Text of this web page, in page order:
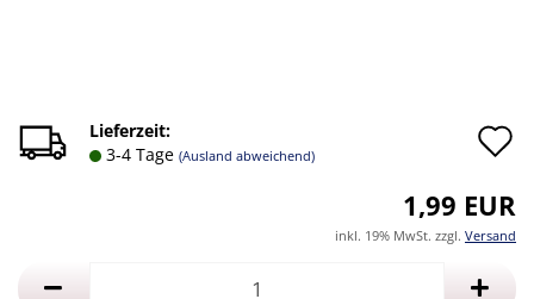
Lieferzeit:
3-4 Tage (Ausland abweichend)
1,99 EUR
inkl. 19% MwSt. zzgl. Versand